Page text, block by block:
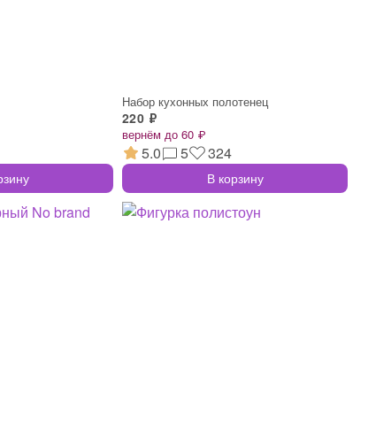
Набор кухонных полотенец
220 ₽
вернём до 60 ₽
5.0 5 324
В корзину